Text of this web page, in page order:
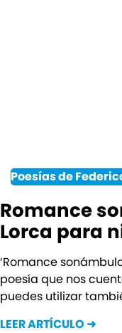
Poesías de
Romance
Lorca para
‘Romance
poesía que nos
puedes utilizar
LEER ARTÍCULO ➜